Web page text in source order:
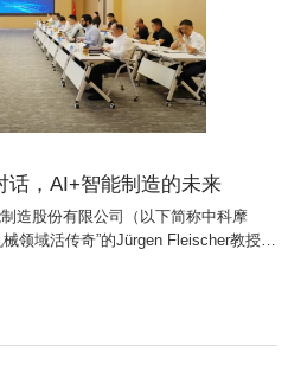
术迭代与产品优化，助力事业部在新能
。02 构建长三角创新生态的践行者近
出贡献，被正式评定为国家科技部专家
盟专家委员会委员及浙江省汽车工业技
份不仅是对其个人专业能力的认可，更
中的积极参与。严家祥深度参与长三角
与资源整合，推动跨区域技术合作与产
业技术创新协会的核心成员，他聚焦智
，为区域产业升级注入新动能。03推动
标准对产业健康发展的重要性。他与中
法及要求》，填补了国内低速无人车测
决策控制到执行机构，系统性规范了无
行业提供了可复制、可推广的测试范
话，AI+智能制造的未来
造股份有限公司（以下简称中科摩
领域活传奇”的Jürgen Fleischer教授研
张为民教授团队达成战略合作，常州市
共同见证这一推动区域产业升级的重要
了一场关乎未来AI发展的深度对话。作